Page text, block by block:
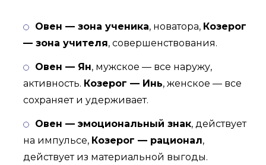
Овен — зона ученика, новатора, Козерог
— зона учителя, совершенствования.
Овен — Ян, мужское — все наружу,
активность. Козерог — Инь, женское — все
сохраняет и удерживает.
Овен — эмоциональный знак, действует
на импульсе, Козерог — рационал,
действует из материальной выгоды.